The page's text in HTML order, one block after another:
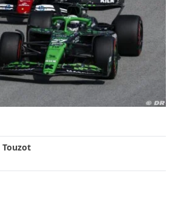
Touzot